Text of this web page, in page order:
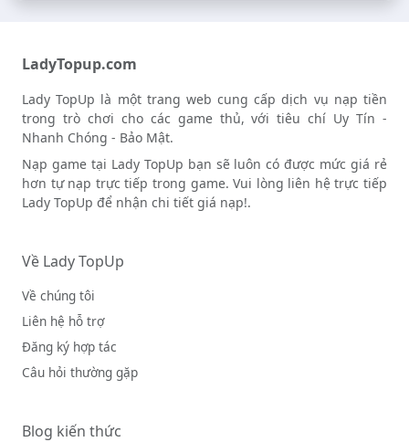
LadyTopup.com
Lady TopUp là một trang web cung cấp dịch vụ nạp tiền
trong trò chơi cho các game thủ, với tiêu chí Uy Tín -
Nhanh Chóng - Bảo Mật.
Nạp game tại Lady TopUp bạn sẽ luôn có được mức giá rẻ
hơn tự nạp trực tiếp trong game. Vui lòng liên hệ trực tiếp
Lady TopUp để nhận chi tiết giá nạp!.
Về Lady TopUp
Về chúng tôi
Liên hệ hỗ trợ
Đăng ký hợp tác
Câu hỏi thường gặp
Blog kiến thức